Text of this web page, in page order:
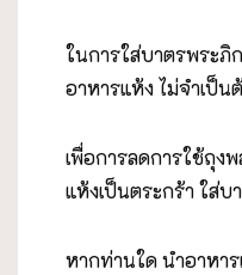
ในการใส่บาตรพระภิ
อาหารแห้ง ไม่จำเป็น
เพื่อการลดการใช้ถุง
แห้งเป็นตระกร้า ใส่บ
หากท่านใด นำอาหา